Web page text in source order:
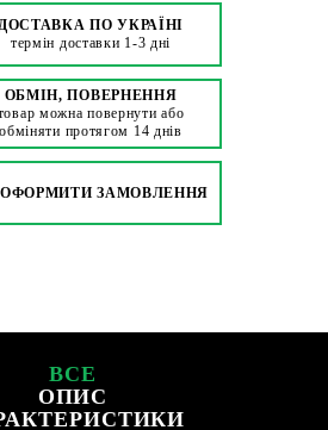
ПО УКРАЇНІ
термін доставки 1-3 дні
ОБМІН, ПОВЕРНЕННЯ
можна повернути або
обміняти протягом 14 днів
ЗАМОВЛЕННЯ
ВСЕ
ОПИС